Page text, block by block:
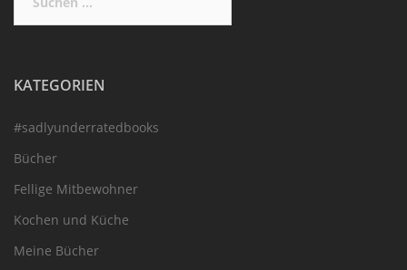
nach:
KATEGORIEN
#sadlyunderratedbooks
Bücher
Fellige Mitbewohner
Kochen und Küche
Meine Bücher